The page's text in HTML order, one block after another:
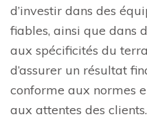
d’investir dans des
fiables, ainsi que dans
aux spécificités du
d’assurer un résultat
conforme aux normes
aux attentes des clients.